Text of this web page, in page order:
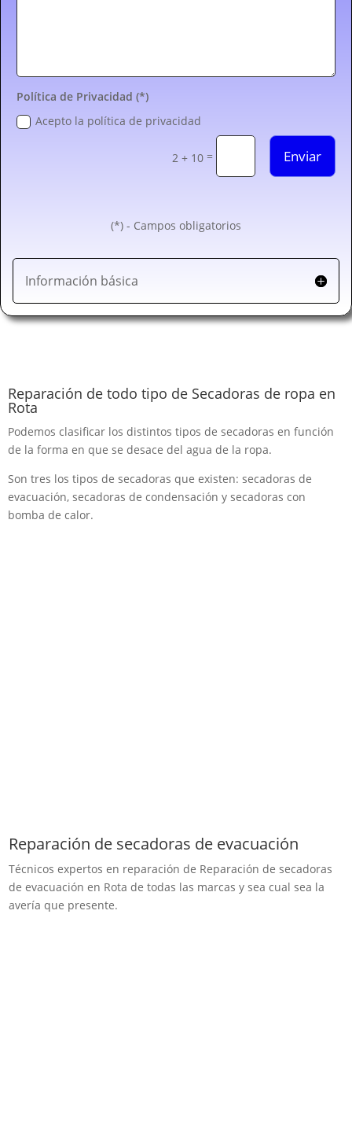
Política de Privacidad (*)
Acepto la política de privacidad
2 + 10 = Enviar
(*) - Campos obligatorios
Información básica
Reparación de todo tipo de Secadoras de ropa en
Rota
Podemos clasificar los distintos tipos de secadoras en función
de la forma en que se desace del agua de la ropa.
Son tres los tipos de secadoras que existen: secadoras de
evacuación, secadoras de condensación y secadoras con
bomba de calor.
Reparación de secadoras de evacuación
Técnicos expertos en reparación de Reparación de secadoras
de evacuación en Rota de todas las marcas y sea cual sea la
avería que presente.